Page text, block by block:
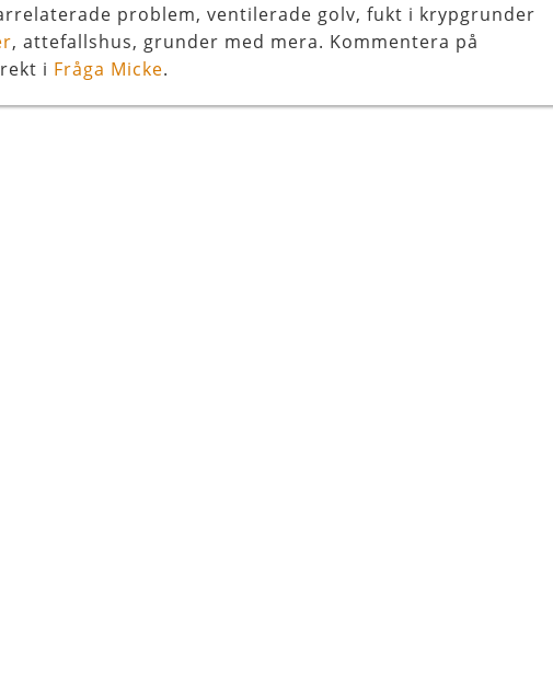
problem, ventilerade golv, fukt i krypgrunder
, attefallshus, grunder med mera. Kommentera på
i Fråga Micke.